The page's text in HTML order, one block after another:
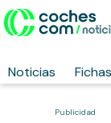
Noticias Fichas
Publicidad